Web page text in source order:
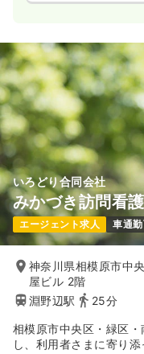
いろどり合同会社
みかづき訪問看
エージェント求人 車通
神奈川県相模原市中
屋ビル 2階
淵野辺駅
25分
相模原市中央区・緑区
し、利用者さまに寄り